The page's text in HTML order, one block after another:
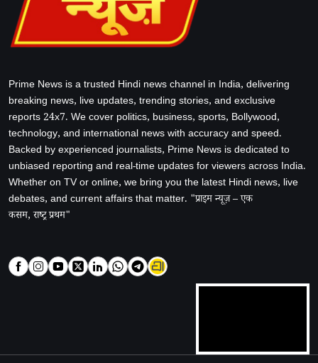
Prime News is a trusted Hindi news channel in India, delivering
breaking news, live updates, trending stories, and exclusive
reports 24x7. We cover politics, business, sports, Bollywood,
technology, and international news with accuracy and speed.
Backed by experienced journalists, Prime News is dedicated to
unbiased reporting and real-time updates for viewers across India.
Whether on TV or online, we bring you the latest Hindi news, live
debates, and current affairs that matter. "प्राइम न्यूज़ – एक
कसम, राष्ट्र प्रथम"